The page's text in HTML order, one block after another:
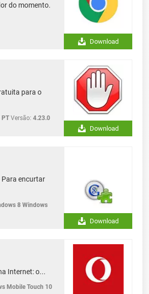
do momento.
Download
para o
PT Versão: 4.23.0
Download
Para encurtar
8 Windows
Download
Internet: o...
Mobile Touch 10